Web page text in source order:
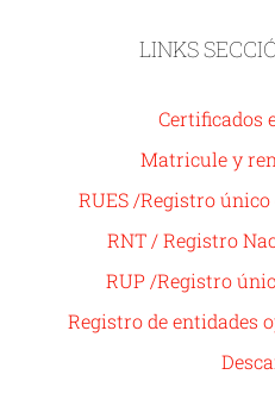
LINKS
Certificados
Matricule y
RUES /Registro
RNT / Registro
RUP /Registro
Registro de entidades